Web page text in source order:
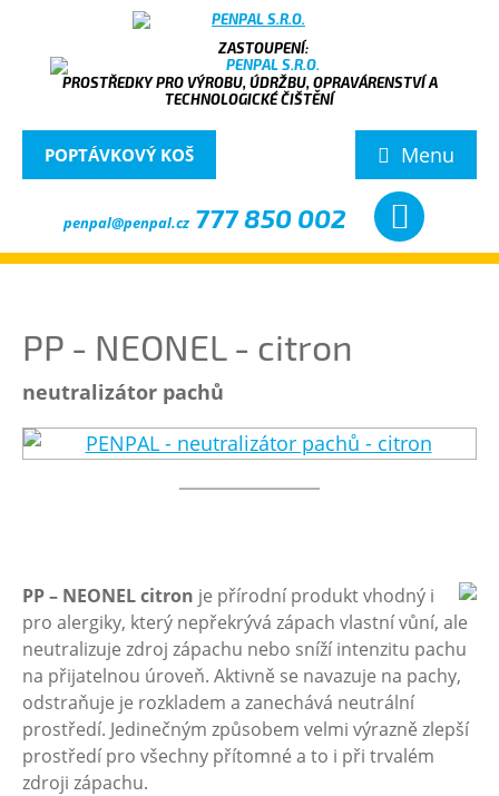
PROSTŘEDKY PRO VÝROBU, ÚDRŽBU, OPRAVÁRENSTVÍ A
TECHNOLOGICKÉ ČIŠTĚNÍ
Menu
POPTÁVKOVÝ KOŠ
penpal@penpal.cz 777 850 002
PP - NEONEL - citron
neutralizátor pachů
PP – NEONEL citron je přírodní produkt vhodný i
pro alergiky, který nepřekrývá zápach vlastní vůní, ale
neutralizuje zdroj zápachu nebo sníží intenzitu pachu
na přijatelnou úroveň. Aktivně se navazuje na pachy,
odstraňuje je rozkladem a zanechává neutrální
prostředí. Jedinečným způsobem velmi výrazně zlepší
prostředí pro všechny přítomné a to i při trvalém
zdroji zápachu.